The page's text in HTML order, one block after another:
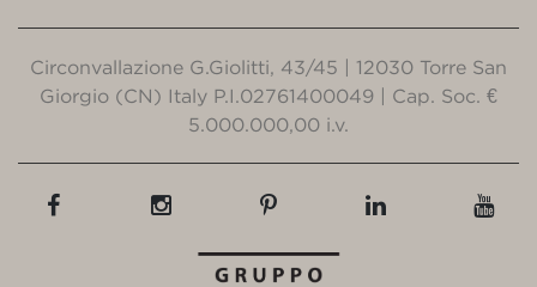
Circonvallazione G.Giolitti, 43/45 | 12030 Torre San
Giorgio (CN) Italy P.I.02761400049 | Cap. Soc. €
5.000.000,00 i.v.